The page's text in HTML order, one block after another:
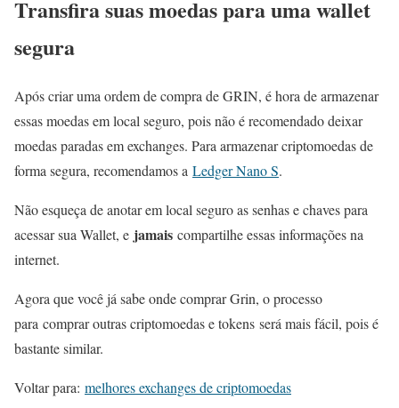
Transfira suas moedas para uma wallet
segura
Após criar uma ordem de compra de GRIN, é hora de armazenar
essas moedas em local seguro, pois não é recomendado deixar
moedas paradas em exchanges. Para armazenar criptomoedas de
forma segura, recomendamos a Ledger Nano S.
Não esqueça de anotar em local seguro as senhas e chaves para
acessar sua Wallet, e jamais compartilhe essas informações na
internet.
Agora que você já sabe onde comprar Grin, o processo
para comprar outras criptomoedas e tokens será mais fácil, pois é
bastante similar.
Voltar para: melhores exchanges de criptomoedas